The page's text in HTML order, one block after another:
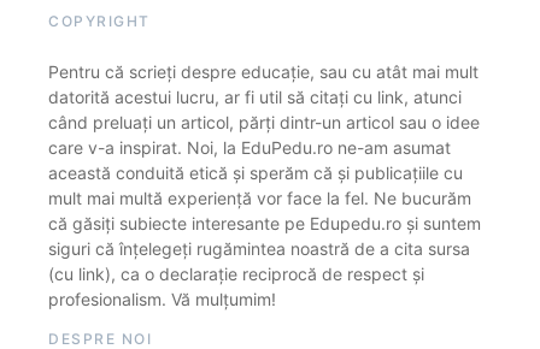
COPYRIGHT
Pentru că scrieți despre educație, sau cu atât mai mult
datorită acestui lucru, ar fi util să citați cu link, atunci
când preluați un articol, părți dintr-un articol sau o idee
care v-a inspirat. Noi, la EduPedu.ro ne-am asumat
această conduită etică și sperăm că și publicațiile cu
mult mai multă experiență vor face la fel. Ne bucurăm
că găsiți subiecte interesante pe Edupedu.ro și suntem
siguri că înțelegeți rugămintea noastră de a cita sursa
(cu link), ca o declarație reciprocă de respect și
profesionalism. Vă mulțumim!
DESPRE NOI